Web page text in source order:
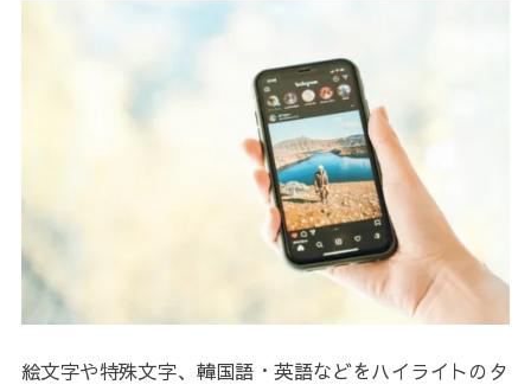
絵文字や特殊文字、韓国語・英語などをハイライトのタ